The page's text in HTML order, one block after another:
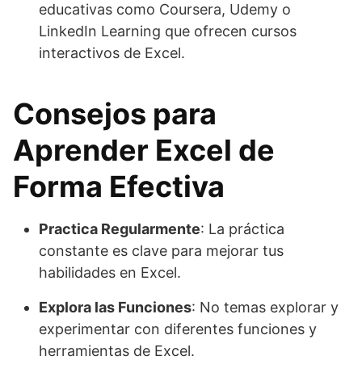
educativas como Coursera, Udemy o
LinkedIn Learning que ofrecen cursos
interactivos de Excel.
Consejos para
Aprender Excel de
Forma Efectiva
Practica Regularmente: La práctica
constante es clave para mejorar tus
habilidades en Excel.
Explora las Funciones: No temas explorar y
experimentar con diferentes funciones y
herramientas de Excel.